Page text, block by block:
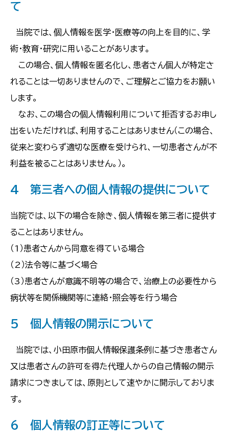
て
当院では、個人情報を医学・医療等の向上を目的に、学
術・教育・研究に用いることがあります。
この場合、個人情報を匿名化し、患者さん個人が特定さ
れることは一切ありませんので、ご理解とご協力をお願い
します。
なお、この場合の個人情報利用について拒否するお申し
出をいただければ、利用することはありません（この場合、
従来と変わらず適切な医療を受けられ、一切患者さんが不
利益を被ることはありません。）。
4 第三者への個人情報の提供について
当院では、以下の場合を除き、個人情報を第三者に提供す
ることはありません。
（1）患者さんから同意を得ている場合
（2）法令等に基づく場合
（3）患者さんが意識不明等の場合で、治療上の必要性から
病状等を関係機関等に連絡・照会等を行う場合
5 個人情報の開示について
当院では、小田原市個人情報保護条例に基づき患者さん
又は患者さんの許可を得た代理人からの自己情報の開示
請求につきましては、原則として速やかに開示しておりま
す。
6 個人情報の訂正等について